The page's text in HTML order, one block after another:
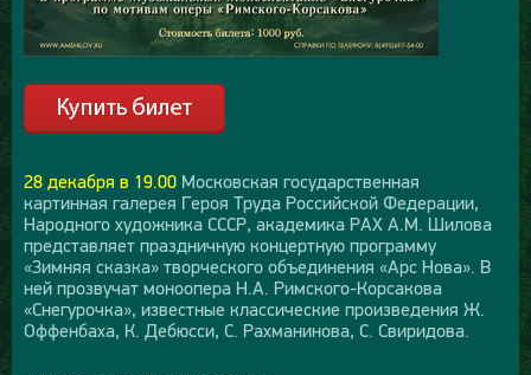
28 декабря в 19.00 Московская государственная
картинная галерея Героя Труда Российской Федерации,
Народного художника СССР, академика РАХ А.М. Шилова
представляет праздничную концертную программу
«Зимняя сказка» творческого объединения «Арс Нова». В
ней прозвучат моноопера Н.А. Римского-Корсакова
«Снегурочка», известные классические произведения Ж.
Оффенбаха, К. Дебюсси, С. Рахманинова, С. Свиридова.